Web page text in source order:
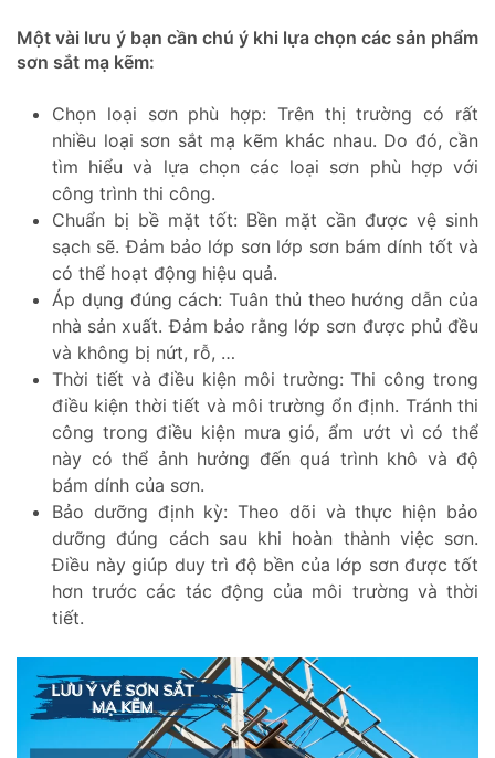
Một vài lưu ý bạn cần chú ý khi lựa chọn các sản phẩm
sơn sắt mạ kẽm:
Chọn loại sơn phù hợp: Trên thị trường có rất
nhiều loại sơn sắt mạ kẽm khác nhau. Do đó, cần
tìm hiểu và lựa chọn các loại sơn phù hợp với
công trình thi công.
Chuẩn bị bề mặt tốt: Bền mặt cần được vệ sinh
sạch sẽ. Đảm bảo lớp sơn lớp sơn bám dính tốt và
có thể hoạt động hiệu quả.
Áp dụng đúng cách: Tuân thủ theo hướng dẫn của
nhà sản xuất. Đảm bảo rằng lớp sơn được phủ đều
và không bị nứt, rỗ, …
Thời tiết và điều kiện môi trường: Thi công trong
điều kiện thời tiết và môi trường ổn định. Tránh thi
công trong điều kiện mưa gió, ẩm ướt vì có thể
này có thể ảnh hưởng đến quá trình khô và độ
bám dính của sơn.
Bảo dưỡng định kỳ: Theo dõi và thực hiện bảo
dưỡng đúng cách sau khi hoàn thành việc sơn.
Điều này giúp duy trì độ bền của lớp sơn được tốt
hơn trước các tác động của môi trường và thời
tiết.